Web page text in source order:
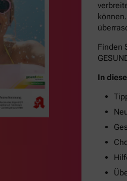
Finden
In